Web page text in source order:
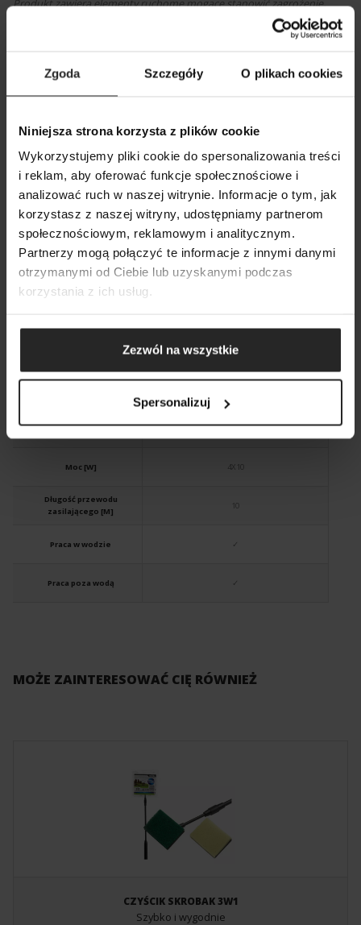
Zgoda Szczegóły O plikach cookies
Niniejsza strona korzysta z plików cookie
Wykorzystujemy pliki cookie do spersonalizowania treści
i reklam, aby oferować funkcje społecznościowe i
analizować ruch w naszej witrynie. Informacje o tym, jak
korzystasz z naszej witryny, udostępniamy partnerom
społecznościowym, reklamowym i analitycznym.
Partnerzy mogą połączyć te informacje z innymi danymi
otrzymanymi od Ciebie lub uzyskanymi podczas
korzystania z ich usług.
Zezwól na wszystkie
Spersonalizuj
Produkt zawiera elementy ruchome mogące stanowić zagrożenie.
WIĘCEJ O PRODUKCIE
ZDJĘCIA
KATALOG AQUAEL
CZĘŚCI ZAMIENNE
Index
Moc [W]
Długość przewodu
zasilającego [M]
Praca w wodzie
Praca poza wodą
100497
4X10
10
✓
✓
MOŻE ZAINTERESOWAĆ CIĘ RÓWNIEŻ
CZYŚCIK SKROBAK 3W1
Szybko i wygodnie
POKAŻ LISTĘ
DODAJ NASTĘPNY
POKAŻ PORÓWNANIE
DODAJ NASTĘPNY
DODAJ NASTĘPNY
SZUKAJ